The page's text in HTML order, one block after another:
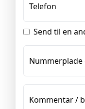
Telefon
Send til en
Nummerplade
Kommentar /